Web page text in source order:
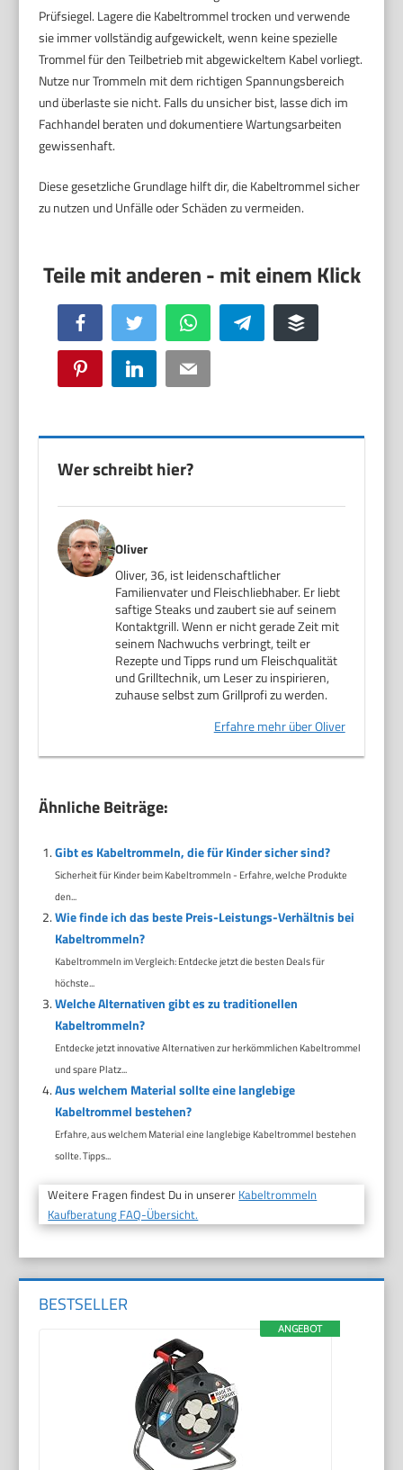
Prüfsiegel. Lagere die Kabeltrommel trocken und verwende
sie immer vollständig aufgewickelt, wenn keine spezielle
Trommel für den Teilbetrieb mit abgewickeltem Kabel vorliegt.
Nutze nur Trommeln mit dem richtigen Spannungsbereich
und überlaste sie nicht. Falls du unsicher bist, lasse dich im
Fachhandel beraten und dokumentiere Wartungsarbeiten
gewissenhaft.
Diese gesetzliche Grundlage hilft dir, die Kabeltrommel sicher
zu nutzen und Unfälle oder Schäden zu vermeiden.
Facebook Twitter WhatsApp Telegram Buffer
Pinterest LinkedIn Email
Wer schreibt hier?
Oliver
Oliver, 36, ist leidenschaftlicher
Familienvater und Fleischliebhaber. Er liebt
saftige Steaks und zaubert sie auf seinem
Kontaktgrill. Wenn er nicht gerade Zeit mit
seinem Nachwuchs verbringt, teilt er
Rezepte und Tipps rund um Fleischqualität
und Grilltechnik, um Leser zu inspirieren,
zuhause selbst zum Grillprofi zu werden.
Erfahre mehr über Oliver
Ähnliche Beiträge:
Gibt es Kabeltrommeln, die für Kinder sicher sind?
Sicherheit für Kinder beim Kabeltrommeln - Erfahre, welche Produkte
den...
Wie finde ich das beste Preis-Leistungs-Verhältnis bei
Kabeltrommeln?
Kabeltrommeln im Vergleich: Entdecke jetzt die besten Deals für
höchste...
Welche Alternativen gibt es zu traditionellen
Kabeltrommeln?
Entdecke jetzt innovative Alternativen zur herkömmlichen Kabeltrommel
und spare Platz...
Aus welchem Material sollte eine langlebige
Kabeltrommel bestehen?
Erfahre, aus welchem Material eine langlebige Kabeltrommel bestehen
sollte. Tipps...
Weitere Fragen findest Du in unserer Kabeltrommeln
Kaufberatung FAQ-Übersicht.
BESTSELLER
ANGEBOT